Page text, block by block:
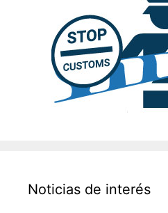
Noticias de interés